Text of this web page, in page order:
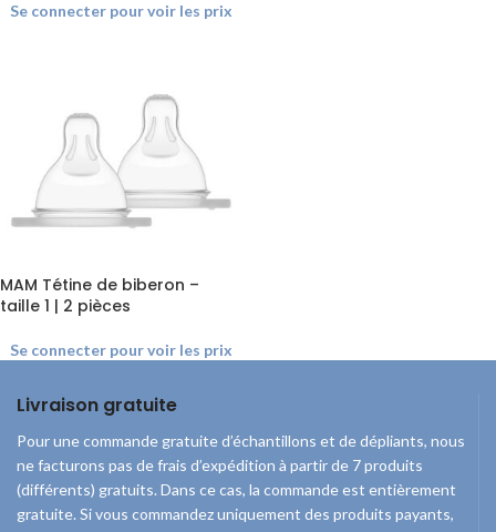
Se connecter pour voir les prix
MAM Tétine de biberon –
taille 1 | 2 pièces
Se connecter pour voir les prix
Livraison gratuite
Pour une commande gratuite d’échantillons et de dépliants, nous
ne facturons pas de frais d’expédition à partir de 7 produits
(différents) gratuits. Dans ce cas, la commande est entièrement
gratuite. Si vous commandez uniquement des produits payants,